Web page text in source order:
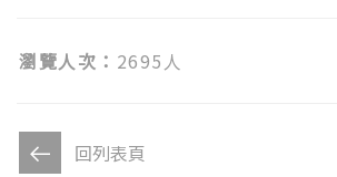
瀏覽人次： 2695人
回列表頁